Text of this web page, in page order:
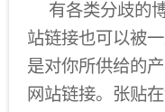
有各类分歧的
站链接也可以被
是对你所供给的
网站链接。张贴